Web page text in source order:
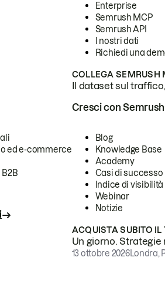
Enterprise
Semrush MCP
Semrush API
I nostri dati
Richiedi una
COLLEGA SEMRUSH
Il dataset sul
ed e-commerce
Cresci con Semrush
Blog
Knowledge Base
Academy
Casi di successo
Indice di visibilità
Webinar
Notizie
ACQUISTA SUBITO IL
Un giorno.
13 ottobre 2026Londra,